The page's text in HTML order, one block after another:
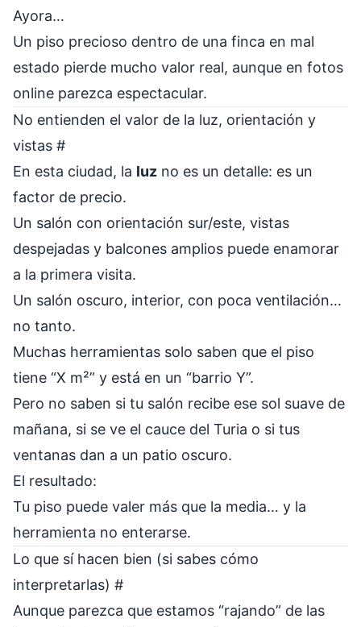
Ayora…
Un piso precioso dentro de una finca en mal
estado pierde mucho valor real, aunque en fotos
online parezca espectacular.
No entienden el valor de la luz, orientación y
vistas #
En esta ciudad, la luz no es un detalle: es un
factor de precio.
Un salón con orientación sur/este, vistas
despejadas y balcones amplios puede enamorar
a la primera visita.
Un salón oscuro, interior, con poca ventilación…
no tanto.
Muchas herramientas solo saben que el piso
tiene “X m²” y está en un “barrio Y”.
Pero no saben si tu salón recibe ese sol suave de
mañana, si se ve el cauce del Turia o si tus
ventanas dan a un patio oscuro.
El resultado:
Tu piso puede valer más que la media… y la
herramienta no enterarse.
Lo que sí hacen bien (si sabes cómo
interpretarlas) #
Aunque parezca que estamos “rajando” de las